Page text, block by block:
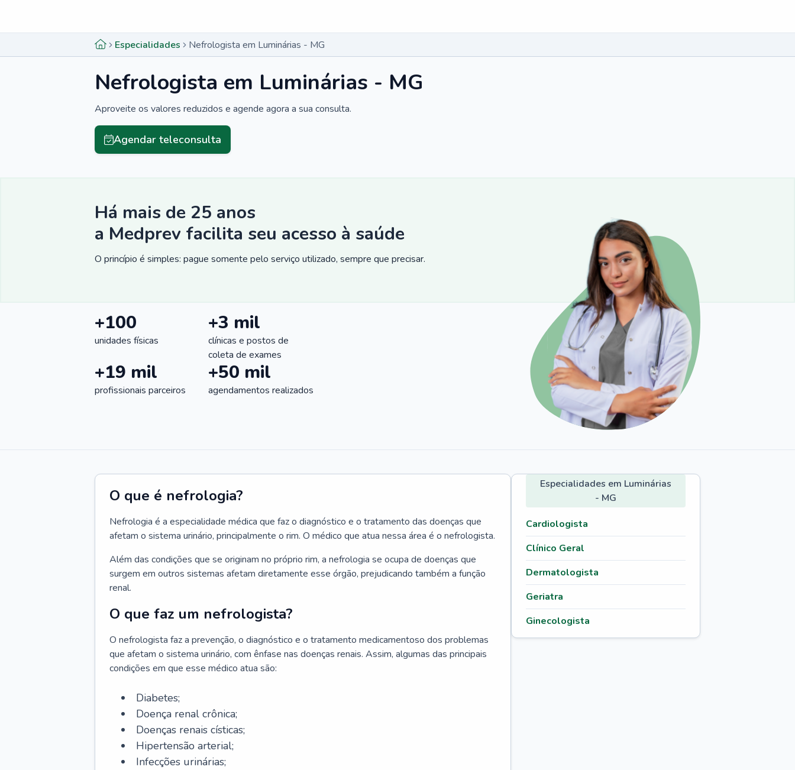
Especialidades Nefrologista em Luminárias - MG
Nefrologista em Luminárias - MG
Aproveite os valores reduzidos e agende agora a sua consulta.
Agendar teleconsulta
Há mais de 25 anos
a Medprev facilita seu acesso à saúde
O princípio é simples: pague somente pelo serviço utilizado, sempre que precisar.
+100
unidades físicas
+3 mil
clínicas e postos de
coleta de exames
+19 mil
profissionais parceiros
+50 mil
agendamentos realizados
O que é nefrologia?
Nefrologia é a especialidade médica que faz o diagnóstico e o tratamento das doenças que
afetam o sistema urinário, principalmente o rim. O médico que atua nessa área é o nefrologista.
Além das condições que se originam no próprio rim, a nefrologia se ocupa de doenças que
surgem em outros sistemas afetam diretamente esse órgão, prejudicando também a função
renal.
O que faz um nefrologista?
O nefrologista faz a prevenção, o diagnóstico e o tratamento medicamentoso dos problemas
que afetam o sistema urinário, com ênfase nas doenças renais. Assim, algumas das principais
condições em que esse médico atua são:
Diabetes;
Doença renal crônica;
Doenças renais císticas;
Hipertensão arterial;
Infecções urinárias;
Especialidades em Luminárias
- MG
Cardiologista
Clínico Geral
Dermatologista
Geriatra
Ginecologista